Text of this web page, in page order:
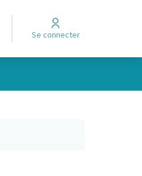
Se connecter